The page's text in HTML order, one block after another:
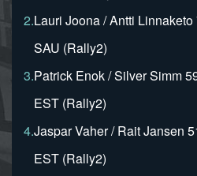
2.Lauri Joona / Antti
SAU (Rally2)
3.Patrick Enok / Silver Simm
EST (Rally2)
4.Jaspar Vaher / Rait Jansen
EST (Rally2)